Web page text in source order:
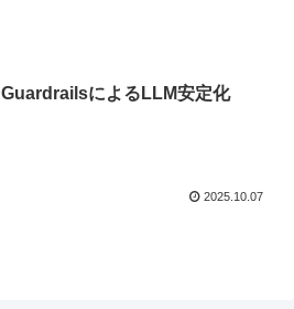
GuardrailsによるLLM安定化
2025.10.07